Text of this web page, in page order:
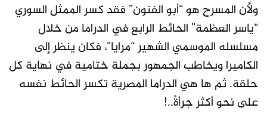
ولأن المسرح هو “أبو الفنون” فقد كسر الممثل السوري
“ياسر العظمة” الحائط الرابع في الدراما من خلال
مسلسله الموسمي الشهير “مرايا”، فكان ينظر إلى
الكاميرا ويخاطب الجمهور بجملة ختامية في نهاية كل
حلقة. ثم ها هي الدراما المصرية تكسر الحائط نفسه
على نحو أكثر جرأةً..!